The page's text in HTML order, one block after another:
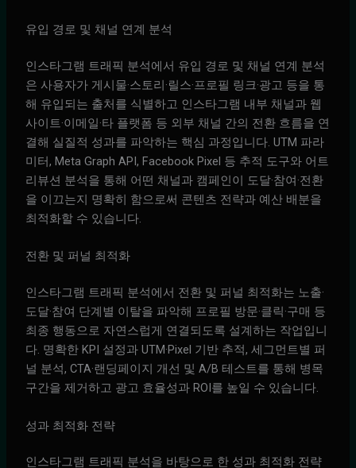
유입 경로 및 채널 연계 분석
인스타그램 트래픽 분석에서 유입 경로 및 채널 연계 분석
은 사용자가 게시물·스토리·릴스·프로필 링크·광고 등을 통
해 유입되는 출처를 식별하고 인스타그램 내부 채널과 웹
사이트·이메일·타 플랫폼 등 외부 채널 간의 전환 흐름을 연
결해 실질적 성과를 파악하는 핵심 과정입니다. UTM 파라
미터, Meta Graph API, Facebook Pixel 등 추적 도구와 어트
리뷰션 분석을 통해 어떤 채널과 캠페인이 도달·참여·전환
을 이끄는지 명확히 함으로써 콘텐츠 전략과 예산 배분을
최적화할 수 있습니다.
전환 및 퍼널 최적화
인스타그램 트래픽 분석에서 전환 및 퍼널 최적화는 노출·
도달·참여 단계별 이탈을 파악해 프로필 방문·클릭·구매 등
최종 행동으로 자연스럽게 연결되도록 설계하는 작업입니
다. 명확한 KPI 설정과 UTM·Pixel 기반 추적, 세그먼트별 퍼
널 분석, CTA·랜딩페이지 개선 및 A/B 테스트를 통해 병목
구간을 제거하고 광고 효율성과 ROI를 높일 수 있습니다.
성과 최적화 전략
인스타그램 트래픽 분석을 바탕으로 한 성과 최적화 전략